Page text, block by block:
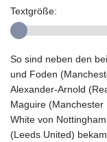
Textgröße:
So sind neben den
und Foden
Alexander-Arnold
Maguire
White von
(Leeds United)